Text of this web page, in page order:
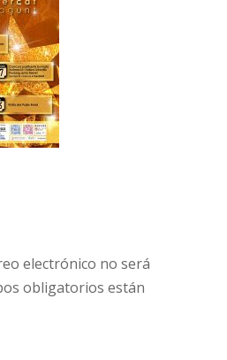
electrónico no será
obligatorios están